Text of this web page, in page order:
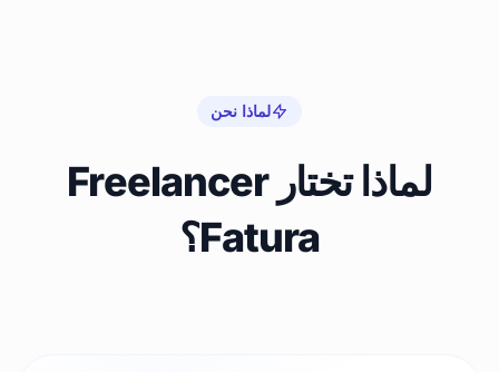
لماذا نحن
لماذا تختار Freelancer
Fatura؟